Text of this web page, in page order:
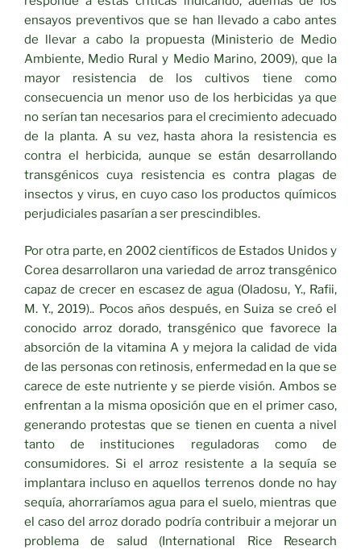
ensayos preventivos que se han llevado a cabo antes
de llevar a cabo la propuesta (Ministerio de Medio
Ambiente, Medio Rural y Medio Marino, 2009), que la
mayor resistencia de los cultivos tiene como
consecuencia un menor uso de los herbicidas ya que
no serían tan necesarios para el crecimiento adecuado
de la planta. A su vez, hasta ahora la resistencia es
contra el herbicida, aunque se están desarrollando
transgénicos cuya resistencia es contra plagas de
insectos y virus, en cuyo caso los productos químicos
perjudiciales pasarían a ser prescindibles.
Por otra parte, en 2002 científicos de Estados Unidos y
Corea desarrollaron una variedad de arroz transgénico
capaz de crecer en escasez de agua (Oladosu, Y., Rafii,
M. Y., 2019).. Pocos años después, en Suiza se creó el
conocido arroz dorado, transgénico que favorece la
absorción de la vitamina A y mejora la calidad de vida
de las personas con retinosis, enfermedad en la que se
carece de este nutriente y se pierde visión. Ambos se
enfrentan a la misma oposición que en el primer caso,
generando protestas que se tienen en cuenta a nivel
tanto de instituciones reguladoras como de
consumidores. Si el arroz resistente a la sequía se
implantara incluso en aquellos terrenos donde no hay
sequía, ahorraríamos agua para el suelo, mientras que
el caso del arroz dorado podría contribuir a mejorar un
problema de salud (International Rice Research